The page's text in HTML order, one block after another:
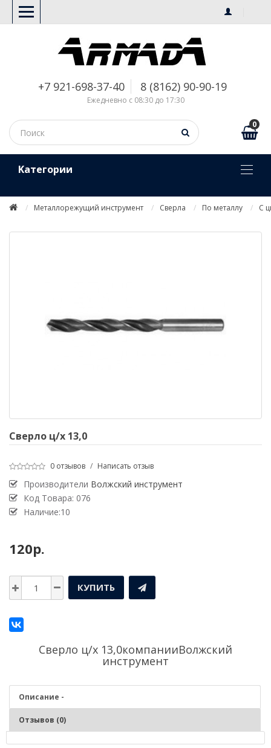
+7 921-698-37-40 8 (8162) 90-90-19
Ежедневно с 08:30 до 17:30
0
Kатегории
Металлорежущий инструмент Сверла По металлу С
Сверло ц/х 13,0
0 отзывов / Написать отзыв
Производители Волжский инструмент
Код Товара: 076
Наличие:10
120р.
КУПИТЬ
Сверло ц/х 13,0компанииВолжский
инструмент
Описание -
Отзывов (0)